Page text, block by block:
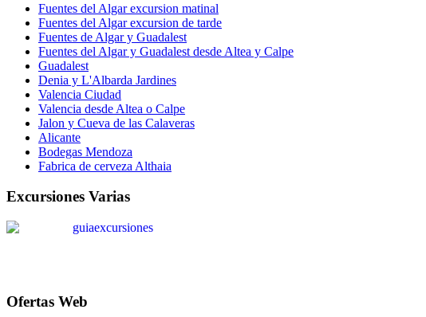
Fuentes del Algar excursion matinal
Fuentes del Algar excursion de tarde
Fuentes de Algar y Guadalest
Fuentes del Algar y Guadalest desde Altea y Calpe
Guadalest
Denia y L'Albarda Jardines
Valencia Ciudad
Valencia desde Altea o Calpe
Jalon y Cueva de las Calaveras
Alicante
Bodegas Mendoza
Fabrica de cerveza Althaia
Excursiones Varias
Ofertas Web